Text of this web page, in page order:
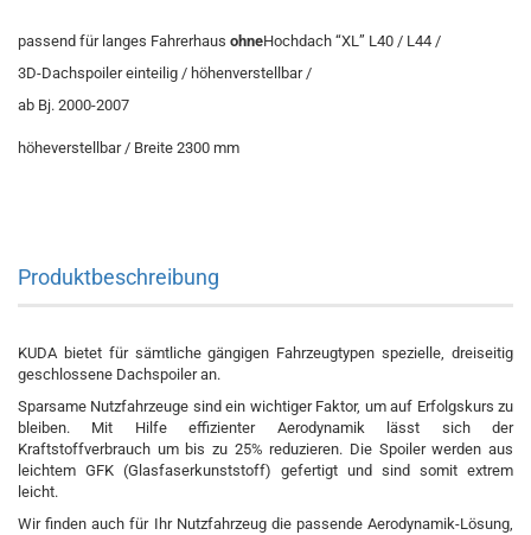
passend für langes Fahrerhaus ohneHochdach “XL” L40 / L44 /
3D-Dachspoiler einteilig / höhenverstellbar /
ab Bj. 2000-2007
höheverstellbar / Breite 2300 mm
Produktbeschreibung
KUDA bietet für sämtliche gängigen Fahrzeugtypen spezielle, dreiseitig
geschlossene Dachspoiler an.
Sparsame Nutzfahrzeuge sind ein wichtiger Faktor, um auf Erfolgskurs zu
bleiben. Mit Hilfe effizienter Aerodynamik lässt sich der
Kraftstoffverbrauch um bis zu 25% reduzieren. Die Spoiler werden aus
leichtem GFK (Glasfaserkunststoff) gefertigt und sind somit extrem
leicht.
Wir finden auch für Ihr Nutzfahrzeug die passende Aerodynamik-Lösung,